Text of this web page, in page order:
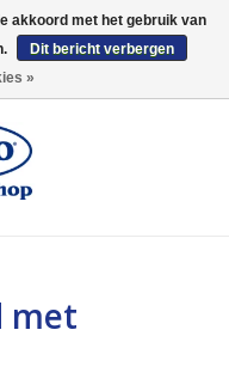
0 Artikelen - €0,00
met
akkoord met het gebruik van
Dit bericht verbergen
»